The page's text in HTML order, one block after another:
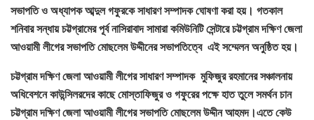
সভাপতি ও অধ্যাপক আব্দুল গফুরকে সাধারণ সম্পাদক ঘোষণা করা হয়। গতকাল
শনিবার সন্ধায় চট্টগ্রামের পূর্ব নাসিরাবাদ সামারা কমিউনিটি সেন্টারে চট্টগ্রাম দক্ষিণ জেলা
আওয়ামী লীগের সভাপতি মোছলেম উদ্দীনের সভাপতিত্বে এই সম্মেলন অনুষ্ঠিত হয়।
চট্টগ্রাম দক্ষিণ জেলা আওয়ামী লীগের সাধারণ সম্পাদক মুফিজুর রহমানের সঞ্চালনায়
অধিবেশনে কাউন্সিলরদের কাছে মোস্তাফিজুর ও গফুরের পক্ষে হাত তুলে সমর্থন চান
চট্টগ্রাম দক্ষিণ জেলা আওয়ামী লীগের সভাপতি মোছলেম উদ্দীন আহমদ।এতে কেউ